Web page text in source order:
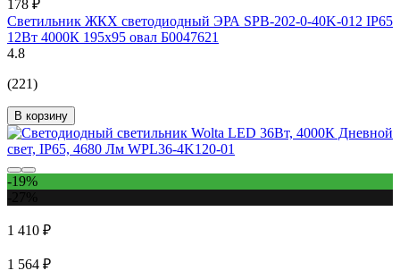
178 ₽
Светильник ЖКХ светодиодный ЭРА SPB-202-0-40K-012 IP65
12Вт 4000К 195x95 овал Б0047621
4.8
(221)
В корзину
-19%
1 410 ₽
1 564 ₽